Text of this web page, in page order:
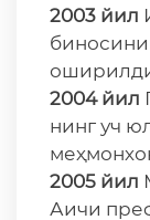
2003 йил
2004 йил
нинг уч
2005 йил
Аичи